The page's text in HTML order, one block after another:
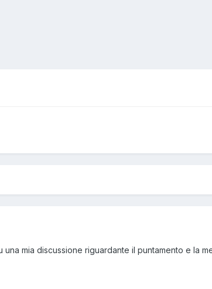
mia discussione riguardante il puntamento e la